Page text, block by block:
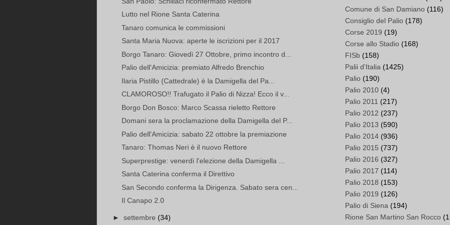
Lutto nel Rione Santa Caterina
Tanaro comunica le commissioni
Santa Maria Nuova: aperte le iscrizioni per il 2017
Borgo Tanaro: Giovedì 27 Ottobre, primo incontro d...
Palio dell'Amicizia: premiato Alfredo Brenchio
Ilaria Pistillo (Cattedrale) è la Damigella del Pa...
CLAMOROSO!! Trafugato il Palio di Nizza! Ecco il v...
Borgo Don Bosco: Marco Scassa rieletto Rettore
Domani sera la proclamazione della Damigella del P...
Palio dell'Amicizia: sabato 22 ottobre la premiazione
Tanaro: Thomas Neri è il nuovo Rettore
Superprestige: venerdì l'elezione della Damigella ...
Santa Caterina conferma il Direttivo
San Secondo conferma la Dirigenza. Sabato sera cen...
Il Canapo 2.0
► settembre (34)
Comune di San Damiano (116)
Consiglio del Palio (178)
Corse 2019 (19)
Corse allo Stadio (168)
FISb (158)
Palii d'Italia (1425)
Palio (190)
Palio 2010 (4)
Palio 2011 (217)
Palio 2012 (237)
Palio 2013 (590)
Palio 2014 (936)
Palio 2015 (737)
Palio 2016 (327)
Palio 2017 (114)
Palio 2018 (153)
Palio 2019 (126)
Palio di Siena (194)
Rione San Martino San Rocco